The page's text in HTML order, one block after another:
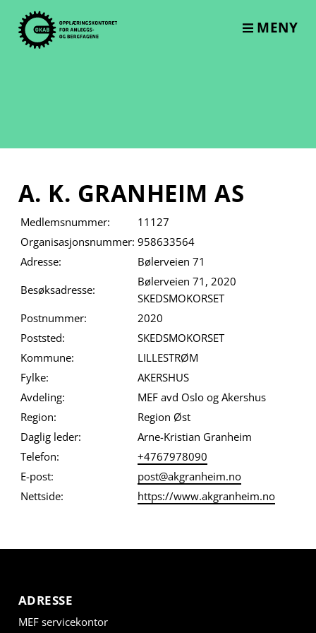
content
MENY
A. K. GRANHEIM AS
Medlemsnummer:
11127
Organisasjonsnummer: 958633564
Adresse:
Bølerveien 71
Besøksadresse:
Bølerveien 71, 2020
SKEDSMOKORSET
Postnummer:
2020
Poststed:
SKEDSMOKORSET
Kommune:
LILLESTRØM
Fylke:
AKERSHUS
Avdeling:
MEF avd Oslo og Akershus
Region:
Region Øst
Daglig leder:
Arne-Kristian Granheim
Telefon:
+4767978090
E-post:
post@akgranheim.no
Nettside:
https://www.akgranheim.no
ADRESSE
MEF servicekontor